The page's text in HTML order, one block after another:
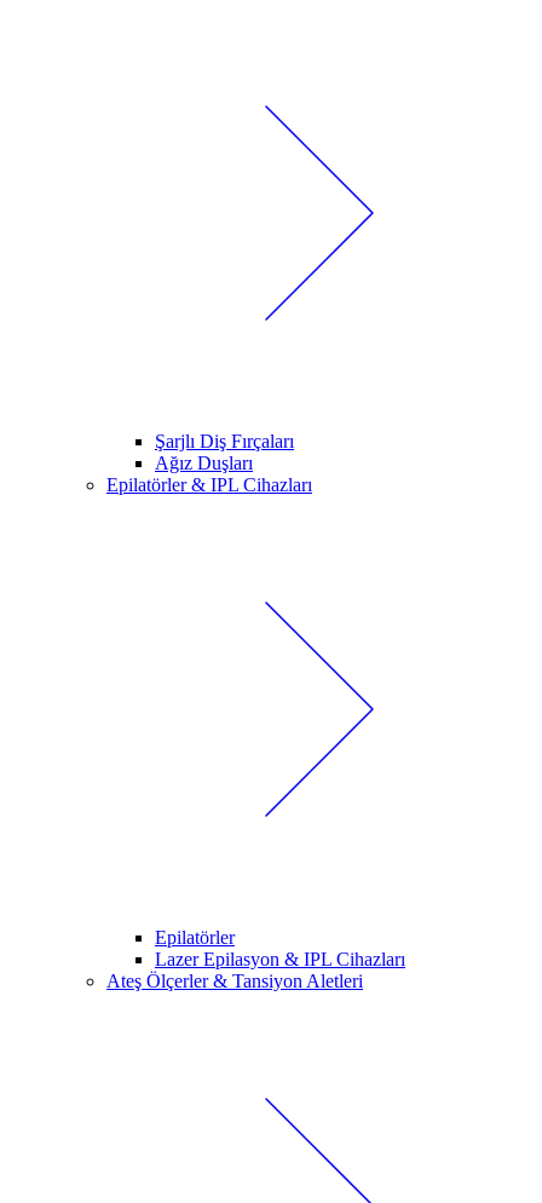
Şarjlı Diş Fırçaları
Ağız Duşları
Epilatörler & IPL Cihazları
Epilatörler
Lazer Epilasyon & IPL Cihazları
Ateş Ölçerler & Tansiyon Aletleri